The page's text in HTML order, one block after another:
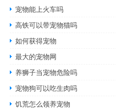
宠物能上火车吗
高铁可以带宠物猫吗
如何获得宠物
最大的宠物网
养狮子当宠物危险吗
宠物狗可以吃生肉吗
饥荒怎么领养宠物